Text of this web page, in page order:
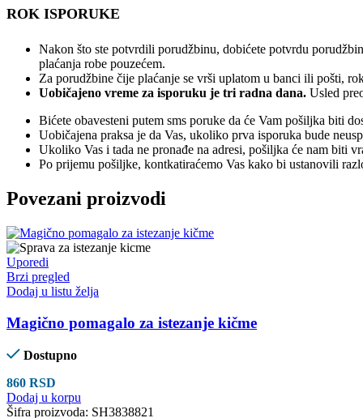
ROK ISPORUKE
Nakon što ste potvrdili porudžbinu, dobićete potvrdu
plaćanja robe pouzećem.
Za porudžbine čije plaćanje se vrši uplatom u banci ili pošti,
Uobičajeno vreme za isporuku je tri radna dana. Usled
Bićete obavesteni putem sms poruke da će Vam pošiljka biti
Uobičajena praksa je da Vas, ukoliko prva isporuka bude
Ukoliko Vas i tada ne pronađe na adresi, pošiljka će nam biti
Po prijemu pošiljke, kontkatiraćemo Vas kako bi ustanovili
Povezani proizvodi
Uporedi
Brzi pregled
Dodaj u listu želja
Magično pomagalo za istezanje kičme
Dostupno
860 RSD
Dodaj u korpu
Šifra proizvoda: SH3838821